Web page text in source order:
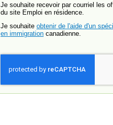
Je souhaite recevoir par courriel les
du site Emploi en résidence.
Je souhaite obtenir de l'aide d'un
en immigration canadienne.